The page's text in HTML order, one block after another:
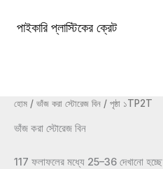
পাইকারি প্লাস্টিকের ক্রেট
হোম / ভাঁজ করা স্টোরেজ বিন / পৃষ্ঠা ১TP2T
ভাঁজ করা স্টোরেজ বিন
117 ফলাফলের মধ্যে 25–36 দেখানো হচ্ছে